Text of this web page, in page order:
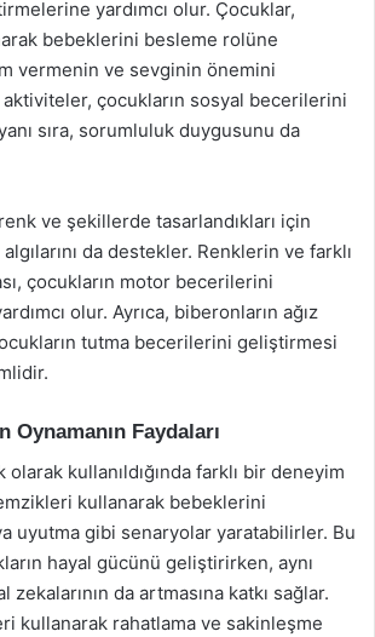
yardımcı olur. Çocuklar,
bebeklerini besleme rolüne
vermenin ve sevginin önemini
çocukların sosyal becerilerini
sıra, sorumluluk duygusunu da
ve şekillerde tasarlandıkları için
da destekler. Renklerin ve farklı
çocukların motor becerilerini
olur. Ayrıca, biberonların ağız
çocukların tutma becerilerini geliştirmesi
Oynamanın Faydaları
kullanıldığında farklı bir deneyim
kullanarak bebeklerini
uyutma gibi senaryolar yaratabilirler. Bu
hayal gücünü geliştirirken, aynı
zekalarının da artmasına katkı sağlar.
kullanarak rahatlama ve sakinleşme